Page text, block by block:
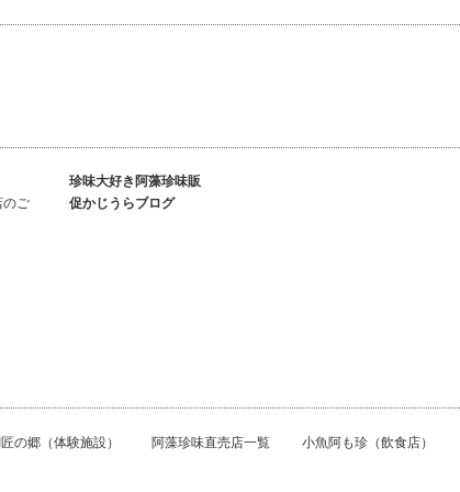
のご
珍味大好き阿藻珍味販
促かじうらブログ
の郷（体験施設） 阿藻珍味直売店一覧 小魚阿も珍（飲食店）